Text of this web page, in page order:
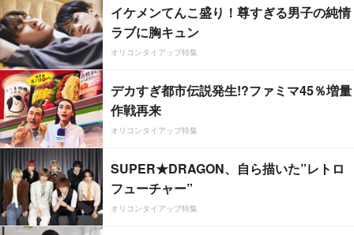
イケメンてんこ盛り！尊すぎる男子の純情
ラブに胸キュン
オリコンタイアップ特集
デカすぎ都市伝説発生!?ファミマ45％増量
作戦再来
オリコンタイアップ特集
SUPER★DRAGON、自ら描いた”レトロ
フューチャー”
オリコンタイアップ特集